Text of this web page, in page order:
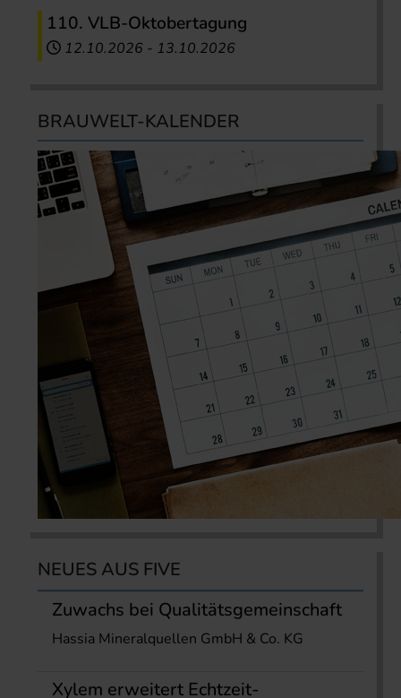
110. VLB-Oktobertagung
12.10.2026 - 13.10.2026
BRAUWELT-KALENDER
NEUES AUS FIVE
Zuwachs bei Qualitätsgemeinschaft
Hassia Mineralquellen GmbH & Co. KG
Xylem erweitert Echtzeit-